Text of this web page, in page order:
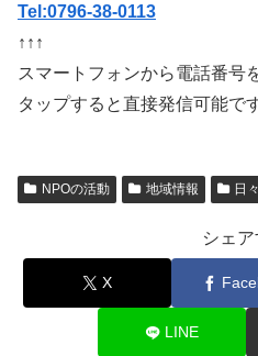
Tel:0796-38-0113
↑↑↑
スマートフォンから電話番号
タップすると直接発信可能で
NPOの活動 地域情報 日
シェア
X
LINE